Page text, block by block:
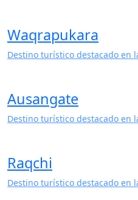
Waqrapukara
Destino turístico destacado en
Ausangate
Destino turístico destacado en
Raqchi
Destino turístico destacado en